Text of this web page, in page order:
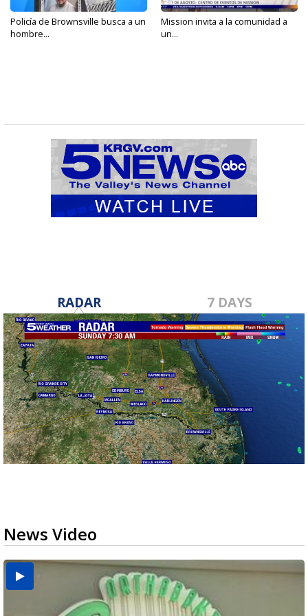
Policía de Brownsville busca a un
hombre...
Mission invita a la comunidad a
un...
RADAR 7 DAYS
News Video